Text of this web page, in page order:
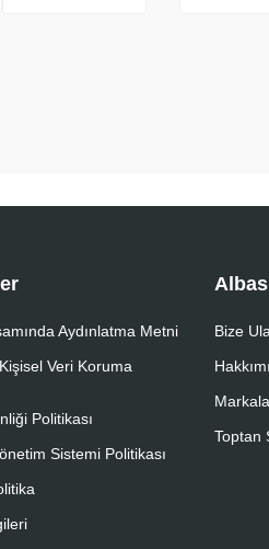
Aydınlatma Metni
Veri Koruma
Politikası
Sistemi Politikası
Bize
Toptan